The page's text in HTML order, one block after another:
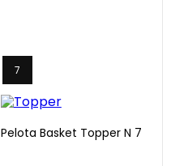
7
Pelota Basket Topper N 7